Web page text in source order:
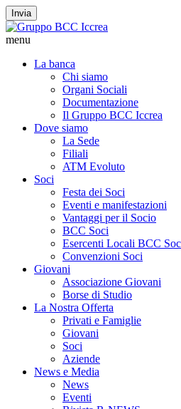
Invia
menu
La banca
Chi siamo
Organi Sociali
Documentazione
Il Gruppo BCC Iccrea
Dove siamo
La Sede
Filiali
ATM Evoluto
Soci
Festa dei Soci
Eventi e manifestazioni
Vantaggi per il Socio
BCC Soci
Esercenti Locali BCC
Convenzioni Soci
Giovani
Associazione Giovani
Borse di Studio
La Nostra Offerta
Privati e Famiglie
Giovani
Soci
Aziende
News e Media
News
Eventi